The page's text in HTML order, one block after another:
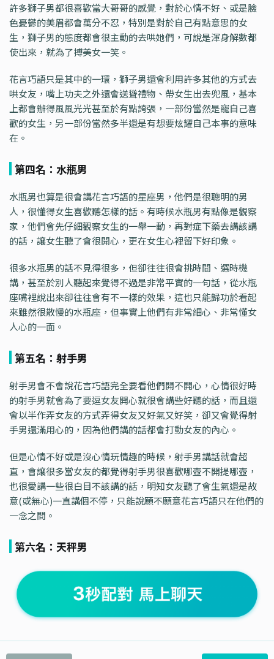
許多獅子男都很喜歡當大哥哥的感覺，對於心情不好、或是臉
色憂鬱的美眉都會萬分不忍，特別是對於自己有點意思的女
生，獅子男的態度都會很主動的去哄她們，可說是渾身解數都
使出來，就為了搏美女一笑。
花言巧語只是其中的一環，獅子男還會利用許多其他的方式去
哄女友，嘴上功夫之外還會送聳禮物、帶女生出去兜風，基本
上都會辦得風風光光甚至於有點誇張，一部份當然是寵自己喜
歡的女生，另一部份當然多半還是有想要炫耀自己本事的意味
在。
第四名：水瓶男
水瓶男也算是很會講花言巧語的星座男，他們是很聰明的男
人，很懂得女生喜歡聽怎樣的話。有時候水瓶男有點像是觀察
家，他們會先仔細觀察女生的一舉一動，再對症下藥去講該講
的話，讓女生聽了會很開心，更在女生心裡留下好印象。
很多水瓶男的話不見得很多，但卻往往很會挑時間、選時機
講，甚至於別人聽起來覺得不過是非常平實的一句話，從水瓶
座嘴裡說出來卻往往會有不一樣的效果，這也只能歸功於看起
來雖然很散慢的水瓶座，但事實上他們有非常細心、非常懂女
人心的一面。
第五名：射手男
射手男會不會說花言巧語完全要看他們開不開心，心情很好時
的射手男就會為了要逗女友開心就很會講些好聽的話，而且還
會以半作弄女友的方式弄得女友又好氣又好笑，卻又會覺得射
手男還滿用心的，因為他們講的話都會打動女友的內心。
但是心情不好或是沒心情玩情趣的時候，射手男講話就會超
直，會讓很多當女友的都覺得射手男很喜歡哪壺不開提哪壺，
也很愛講一些很白目不該講的話，明知女友聽了會生氣還是故
意(或無心)一直講個不停，只能說願不願意花言巧語只在他們的
一念之間。
第六名：天秤男